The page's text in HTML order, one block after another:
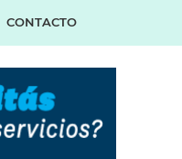
CONTACTO